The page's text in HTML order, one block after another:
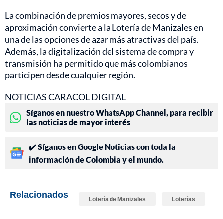
La combinación de premios mayores, secos y de
aproximación convierte a la Lotería de Manizales en
una de las opciones de azar más atractivas del país.
Además, la digitalización del sistema de compra y
transmisión ha permitido que más colombianos
participen desde cualquier región.
NOTICIAS CARACOL DIGITAL
Síganos en nuestro WhatsApp Channel, para recibir
las noticias de mayor interés
✔️ Síganos en Google Noticias con toda la
información de Colombia y el mundo.
Relacionados Lotería de Manizales Loterías